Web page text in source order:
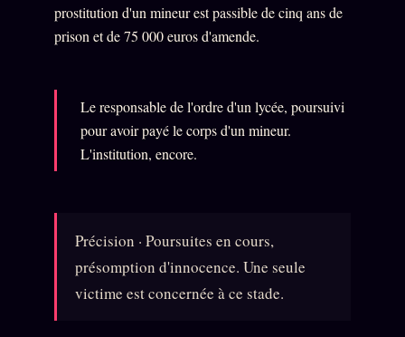
prostitution d'un mineur est passible de cinq ans de
prison et de 75 000 euros d'amende.
Le responsable de l'ordre d'un lycée, poursuivi
pour avoir payé le corps d'un mineur.
L'institution, encore.
Précision · Poursuites en cours,
présomption d'innocence. Une seule
victime est concernée à ce stade.